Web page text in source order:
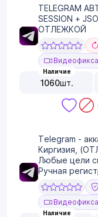
TELEGRAM
SESSION +
ОТЛЕЖКОЙ
Наличие
1060шт.
Telegram -
Киргизия,
Любые цели
Ручная
Наличие